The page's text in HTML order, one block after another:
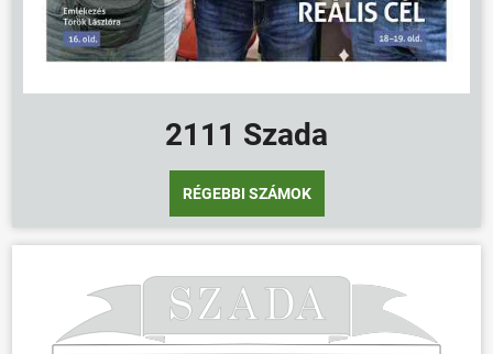
2111 Szada
RÉGEBBI SZÁMOK